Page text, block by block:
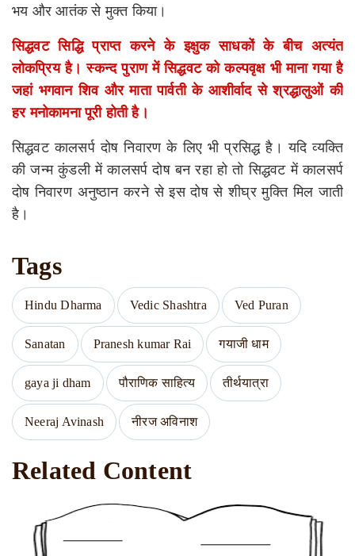
भय और आतंक से मुक्त किया।
सिद्धवट सिद्धि प्राप्त करने के इक्षुक साधकों के बीच अत्यंत
लोकप्रिय है। स्कन्द पुराण में सिद्धवट को कल्पवृक्ष भी माना गया है
जहां भगवान शिव और माता पार्वती के आशीर्वाद से श्रद्धालुओं की
हर मनोकामना पूरी होती है।
सिद्धवट कालसर्प दोष निवारण के लिए भी प्रसिद्ध है। यदि व्यक्ति
की जन्म कुंडली में कालसर्प दोष बन रहा हो तो सिद्धवट में कालसर्प
दोष निवारण अनुष्ठान करने से इस दोष से शीघ्र मुक्ति मिल जाती
है।
Tags
Hindu Dharma Vedic Shashtra Ved Puran
Sanatan Pranesh kumar Rai गयाजी धाम
gaya ji dham पौराणिक साहित्य तीर्थयात्रा
Neeraj Avinash नीरज अविनाश
Related Content